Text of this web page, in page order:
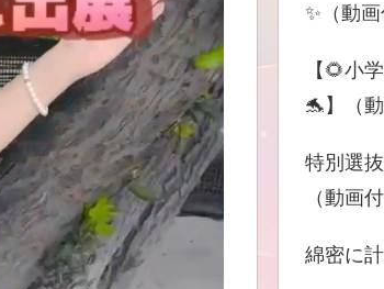
✨（動画
【🌻小
🐬】（
特別選
（動画
綿密に